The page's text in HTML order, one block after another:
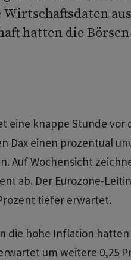
Wirtschaftsdaten
hatten die
eine knappe Stunde vor
Dax einen prozentual
Auf Wochensicht
ab. Der Eurozone-
tiefer erwartet.
die hohe Inflation hatten
um weitere 0,25